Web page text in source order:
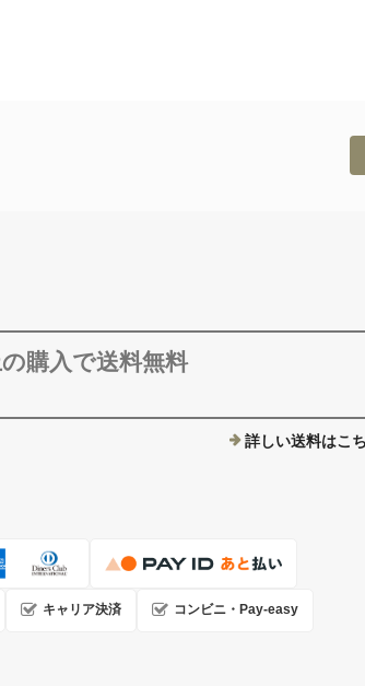
購入で送料無料
詳しい送料はこ
キャリア決済 コンビニ・Pay-easy